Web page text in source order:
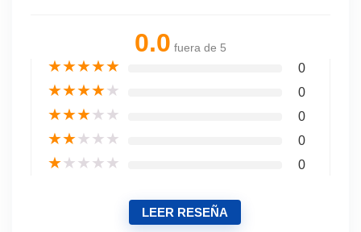
0.0 fuera de 5
★★★★★ 0
★★★★★ 0
★★★★★ 0
★★★★★ 0
★★★★★ 0
LEER RESEÑA